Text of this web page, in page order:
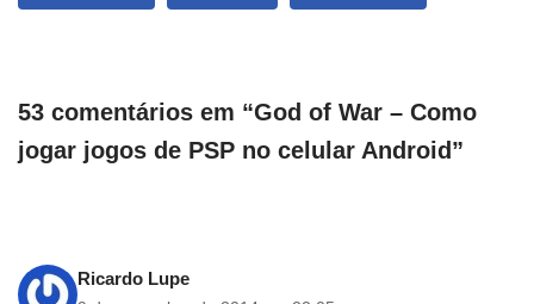
53 comentários em “God of War – Como
jogar jogos de PSP no celular Android”
Ricardo Lupe